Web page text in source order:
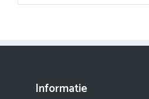
Informatie